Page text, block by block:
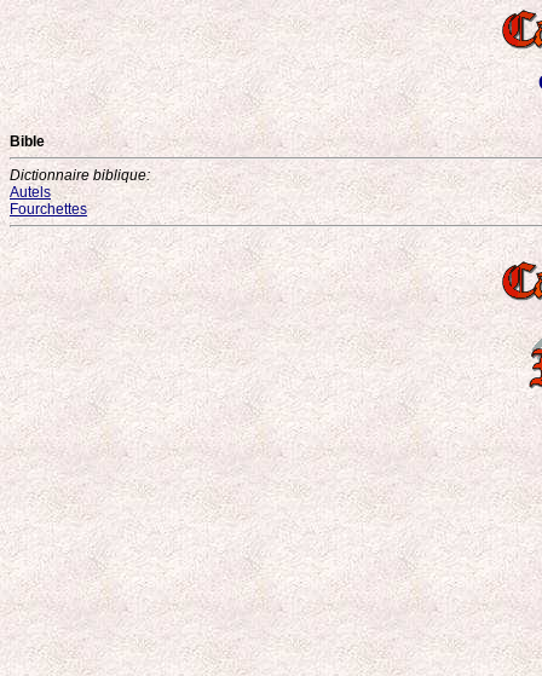
Bible
Dictionnaire biblique:
Autels
Fourchettes